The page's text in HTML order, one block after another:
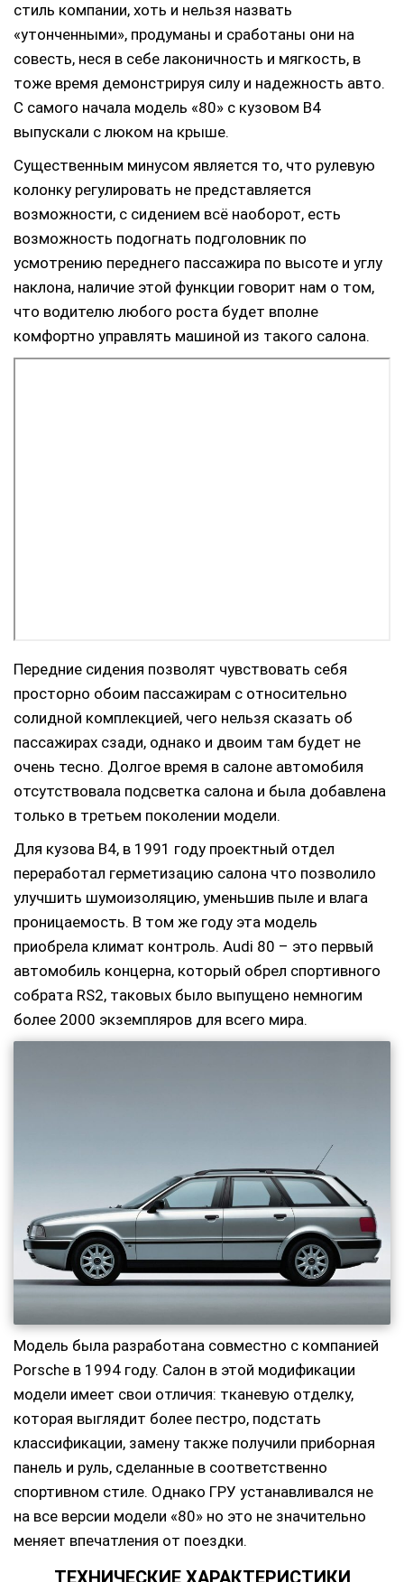
стиль компании, хоть и нельзя назвать
«утонченными», продуманы и сработаны они на
совесть, неся в себе лаконичность и мягкость, в
тоже время демонстрируя силу и надежность авто.
С самого начала модель «80» с кузовом B4
выпускали с люком на крыше.
Существенным минусом является то, что рулевую
колонку регулировать не представляется
возможности, с сидением всё наоборот, есть
возможность подогнать подголовник по
усмотрению переднего пассажира по высоте и углу
наклона, наличие этой функции говорит нам о том,
что водителю любого роста будет вполне
комфортно управлять машиной из такого салона.
Передние сидения позволят чувствовать себя
просторно обоим пассажирам с относительно
солидной комплекцией, чего нельзя сказать об
пассажирах сзади, однако и двоим там будет не
очень тесно. Долгое время в салоне автомобиля
отсутствовала подсветка салона и была добавлена
только в третьем поколении модели.
Для кузова В4, в 1991 году проектный отдел
переработал герметизацию салона что позволило
улучшить шумоизоляцию, уменьшив пыле и влага
проницаемость. В том же году эта модель
приобрела климат контроль. Audi 80 – это первый
автомобиль концерна, который обрел спортивного
собрата RS2, таковых было выпущено немногим
более 2000 экземпляров для всего мира.
Модель была разработана совместно с компанией
Porsche в 1994 году. Салон в этой модификации
модели имеет свои отличия: тканевую отделку,
которая выглядит более пестро, подстать
классификации, замену также получили приборная
панель и руль, сделанные в соответственно
спортивном стиле. Однако ГРУ устанавливался не
на все версии модели «80» но это не значительно
меняет впечатления от поездки.
ТЕХНИЧЕСКИЕ ХАРАКТЕРИСТИКИ